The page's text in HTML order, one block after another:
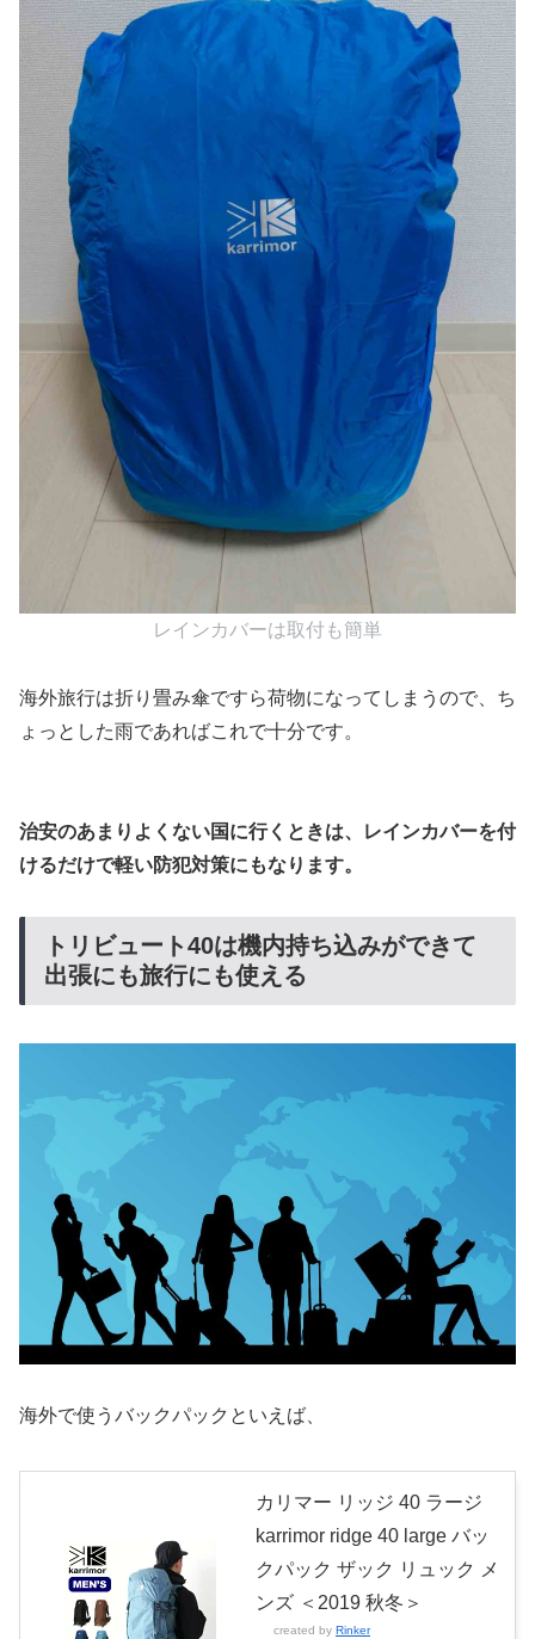
レインカバーは取付も簡単
海外旅行は折り畳み傘ですら荷物になってしまうので、ち
ょっとした雨であればこれで十分です。
治安のあまりよくない国に行くときは、レインカバーを付
けるだけで軽い防犯対策にもなります。
トリビュート40は機内持ち込みができて
出張にも旅行にも使える
海外で使うバックパックといえば、
カリマー リッジ 40 ラージ
karrimor ridge 40 large バッ
クパック ザック リュック メ
ンズ ＜2019 秋冬＞
created by Rinker